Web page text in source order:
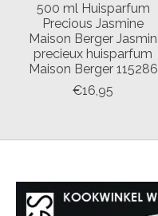
500 ml Huisparfum
Precious Jasmine
Maison Berger Jasmin
precieux huisparfum
Maison Berger 115286
€16,95